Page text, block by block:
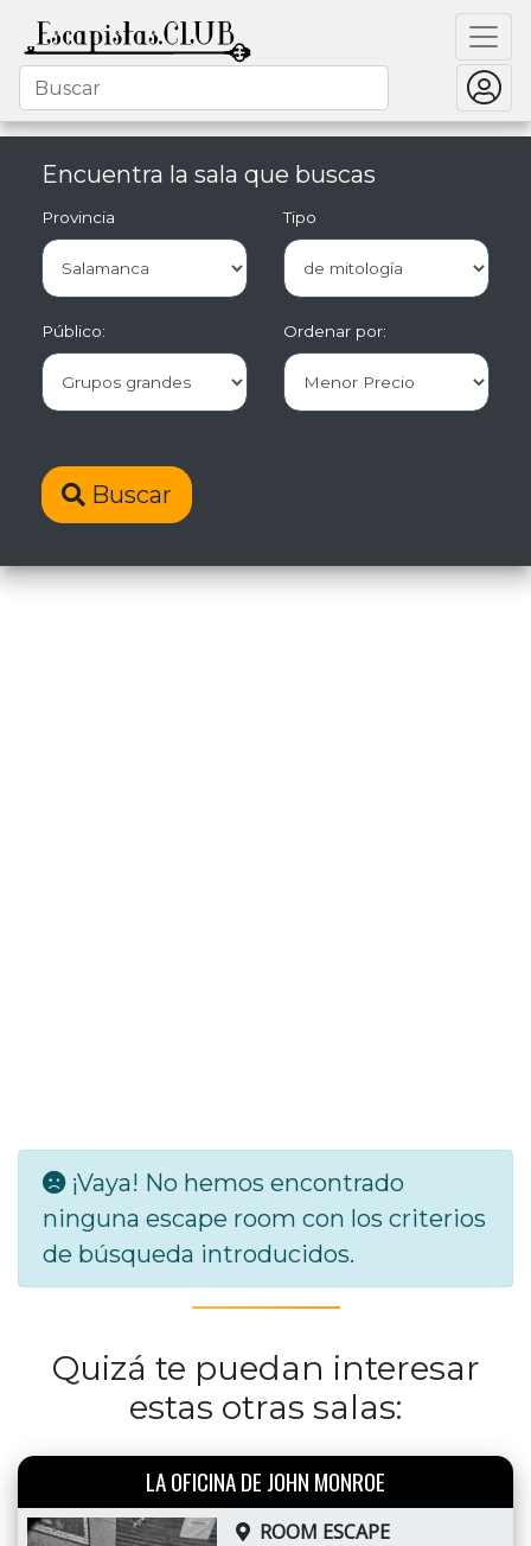
Encuentra la sala que buscas
Provincia Tipo
Público: Ordenar por:
Buscar
¡Vaya! No hemos encontrado
ninguna escape room con los criterios
de búsqueda introducidos.
Quizá te puedan interesar
estas otras salas:
LA OFICINA DE JOHN MONROE
ROOM ESCAPE